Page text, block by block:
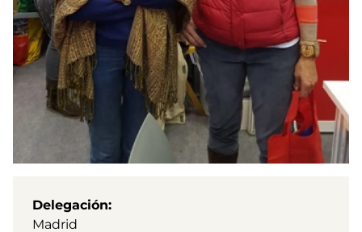
Delegación
Madrid